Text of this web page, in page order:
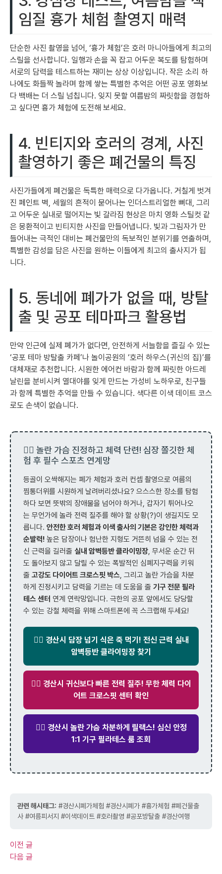
임질 흉가 체험 촬영지 매력
단순한 사진 촬영을 넘어, ‘흉가 체험’은 호러 마니아들에게 최고의
스릴을 선사합니다. 일행과 손을 꼭 잡고 어두운 복도를 탐험하며
서로의 담력을 테스트하는 재미는 상상 이상입니다. 작은 소리 하
나에도 화들짝 놀라며 함께 쌓는 특별한 추억은 어떤 공포 영화보
다 백배는 더 스릴 넘칩니다. 잊지 못할 여름밤의 짜릿함을 경험하
고 싶다면 흉가 체험에 도전해 보세요.
4. 빈티지와 호러의 경계, 사진
촬영하기 좋은 폐건물의 특징
사진가들에게 폐건물은 독특한 매력으로 다가옵니다. 거칠게 벗겨
진 페인트 벽, 세월의 흔적이 묻어나는 인더스트리얼한 뼈대, 그리
고 어두운 실내로 떨어지는 빛 갈라짐 현상은 마치 영화 스틸컷 같
은 몽환적이고 빈티지한 사진을 만들어냅니다. 빛과 그림자가 만
들어내는 극적인 대비는 폐건물만의 독보적인 분위기를 연출하며,
특별한 감성을 담은 사진을 원하는 이들에게 최고의 출사지가 됩
니다.
5. 동네에 폐가가 없을 때, 방탈
출 및 공포 테마파크 활용법
만약 인근에 실제 폐가가 없다면, 안전하게 서늘함을 즐길 수 있는
‘공포 테마 방탈출 카페’나 놀이공원의 ‘호러 하우스(귀신의 집)’를
대체재로 추천합니다. 시원한 에어컨 바람과 함께 짜릿한 아드레
날린을 분비시켜 열대야를 잊게 만드는 가성비 노하우로, 친구들
과 함께 특별한 추억을 만들 수 있습니다. 색다른 이색 데이트 코스
로도 손색이 없습니다.
🏃‍♂️ 놀란 가슴 진정하고 체력 단련! 심장 쫄깃한 체
험 후 필수 스포츠 연계망
등골이 오싹해지는 폐가 체험과 호러 컨셉 촬영으로 여름의
찜통더위를 시원하게 날려버리셨나요? 으스스한 장소를 탐험
하다 보면 뜻밖의 장애물을 넘어야 하거나, 갑자기 튀어나오
는 무언가에 놀라 전력 질주를 해야 할 상황(?)이 생길지도 모
릅니다. 안전한 호러 체험과 이색 출사의 기본은 강인한 체력과
순발력! 높은 담장이나 험난한 지형도 거뜬히 넘을 수 있는 전
신 근력을 길러줄 실내 암벽등반 클라이밍장 , 무서운 순간 뒤
도 돌아보지 않고 달릴 수 있는 폭발적인 심폐지구력을 키워
줄 고강도 다이어트 크로스핏 박스 , 그리고 놀란 가슴을 차분
하게 진정시키고 담력을 기르는 데 도움을 줄 기구 전문 필라
테스 센터 연계 연락망입니다. 극한의 공포 앞에서도 당당할
수 있는 강철 체력을 위해 스마트폰에 꼭 스크랩해 두세요!
🧗‍♂️ 경산시 담장 넘기 식은 죽 먹기! 전신 근력 실내
암벽등반 클라이밍장 찾기
🏋️‍♂️ 경산시 귀신보다 빠른 전력 질주! 무한 체력 다이
어트 크로스핏 센터 확인
🧘‍♀️ 경산시 놀란 가슴 차분하게 릴랙스! 심신 안정
1:1 기구 필라테스 룸 조회
관련 해시태그: #경산시폐가체험 #경산시폐가 #흉가체험 #폐건물출
사 #여름피서지 #이색데이트 #호러촬영 #공포방탈출 #경산여행
이전 글
다음 글